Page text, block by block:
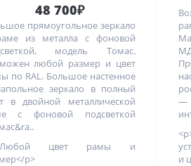
48 700₽
прямоугольное зеркало
из металла с фоновой
модель Томас.
любой размер и цвет
по RAL. Большое настенное
зеркало в полный
в двойной металлической
с фоновой подсветкой
цвет рамы и
p>
—
и